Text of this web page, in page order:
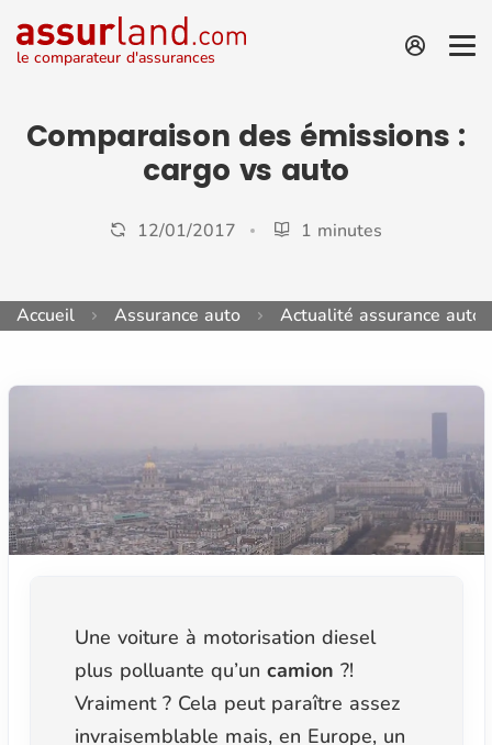
le comparateur d'assurances
Comparaison des émissions :
cargo vs auto
12/01/2017 1 minutes
Accueil Assurance auto Actualité assurance auto
Une voiture à motorisation diesel
plus polluante qu’un camion ?!
Vraiment ? Cela peut paraître assez
invraisemblable mais, en Europe, un